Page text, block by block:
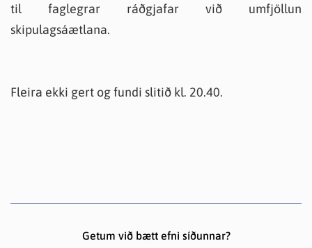
til faglegrar ráðgjafar við umfjöllun
skipulagsáætlana.
Fleira ekki gert og fundi slitið kl. 20.40.
Getum við bætt efni síðunnar?